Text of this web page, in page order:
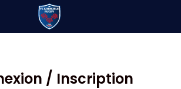
/ Inscription